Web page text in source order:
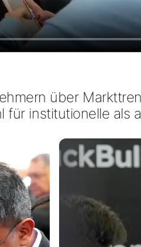
über
für institutionelle als